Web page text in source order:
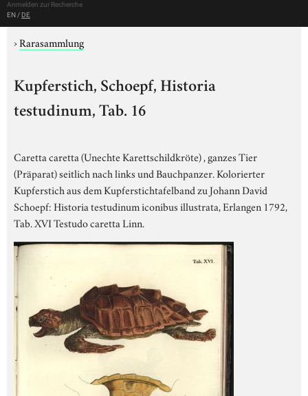
Anmelden zur Recherche
EN / DE
›Rarasammlung
Kupferstich, Schoepf, Historia
testudinum, Tab. 16
Caretta caretta (Unechte Karettschildkröte) , ganzes Tier
(Präparat) seitlich nach links und Bauchpanzer. Kolorierter
Kupferstich aus dem Kupferstichtafelband zu Johann David
Schoepf: Historia testudinum iconibus illustrata, Erlangen 1792,
Tab. XVI Testudo caretta Linn.